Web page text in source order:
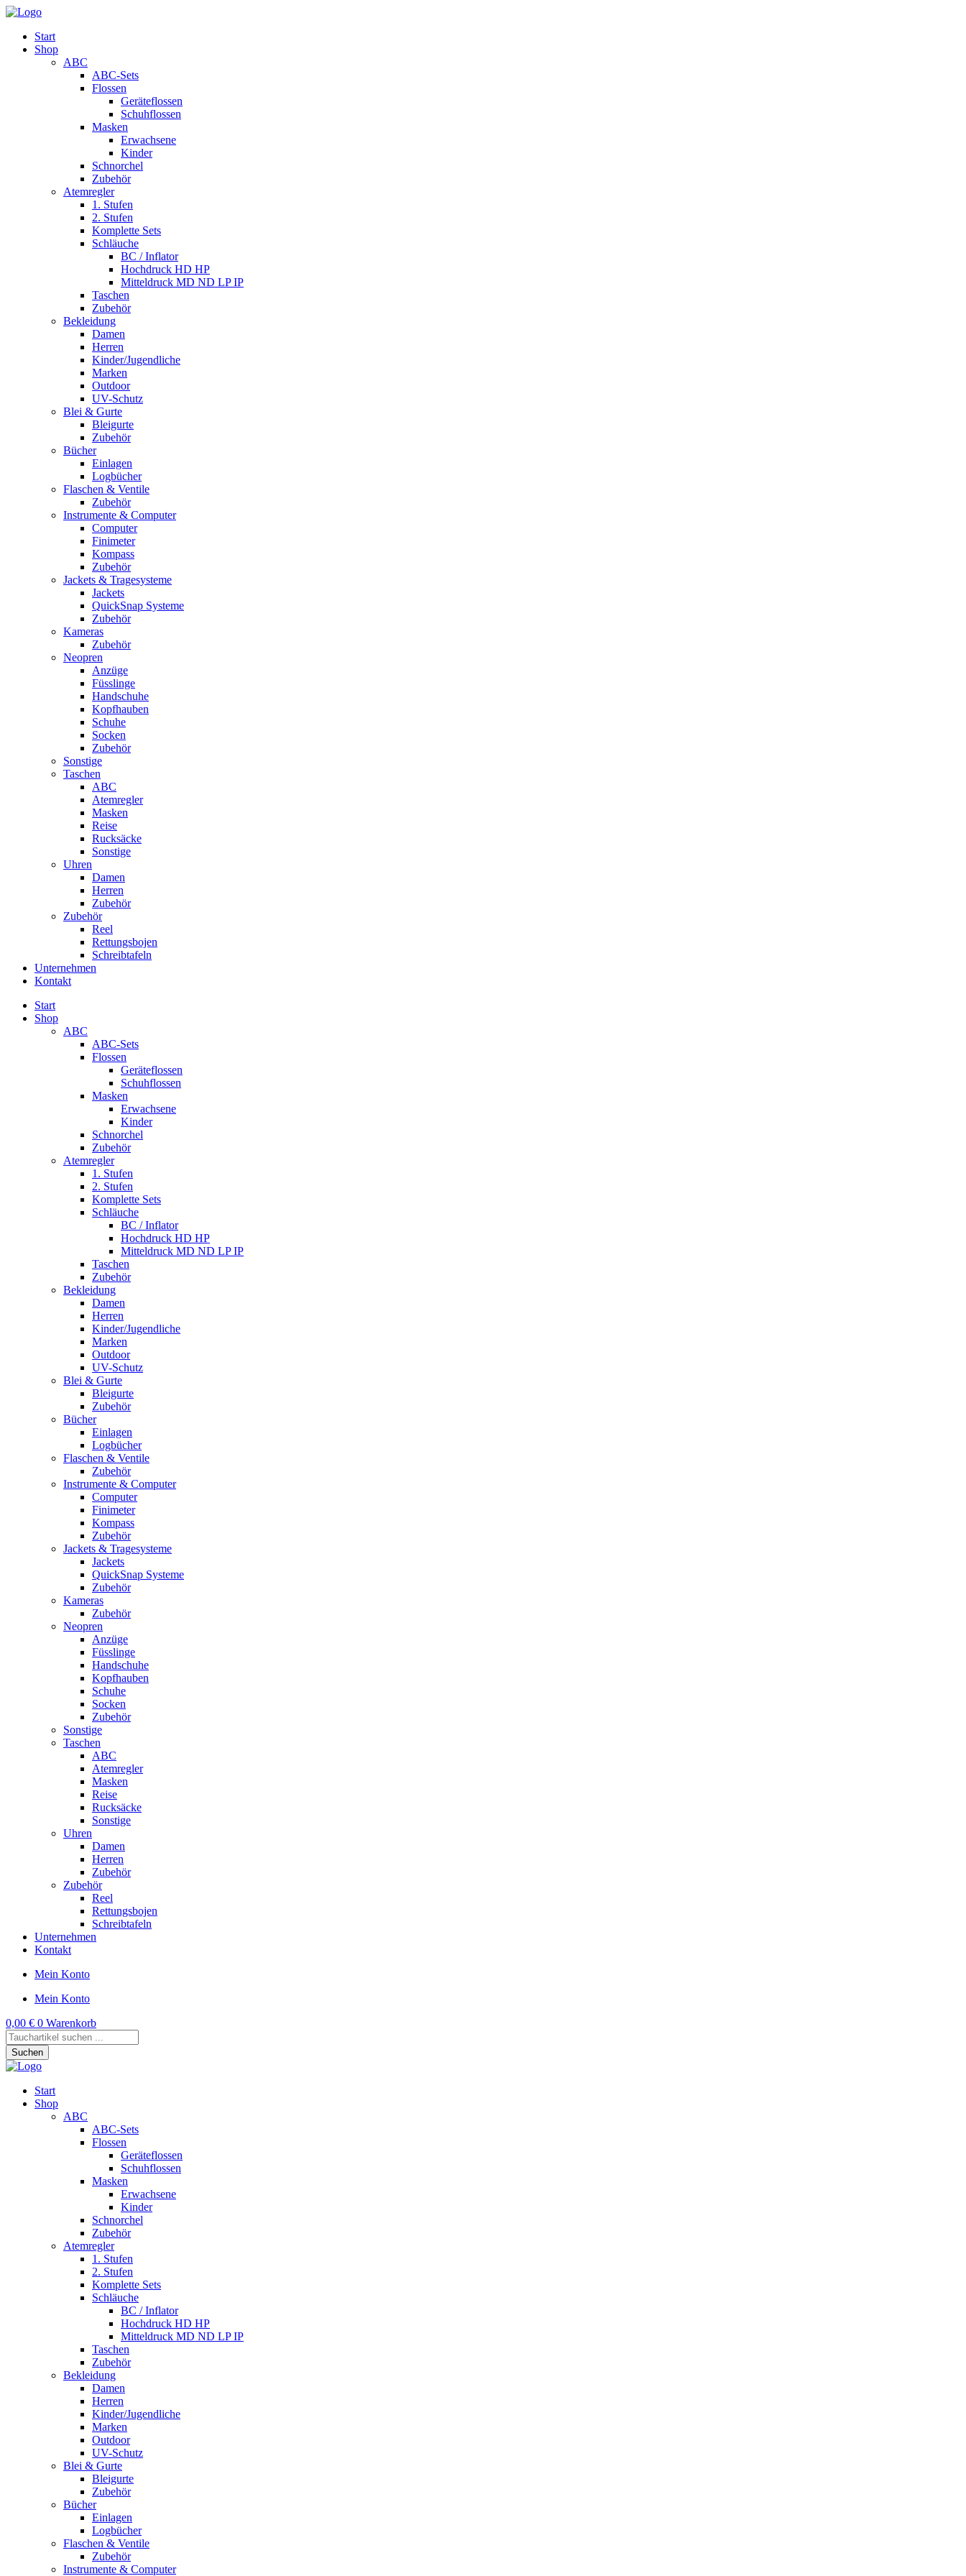
Start
Shop
ABC
ABC-Sets
Flossen
Geräteflossen
Schuhflossen
Masken
Erwachsene
Kinder
Schnorchel
Zubehör
Atemregler
1. Stufen
2. Stufen
Komplette Sets
Schläuche
BC / Inflator
Hochdruck HD HP
Mitteldruck MD ND LP IP
Taschen
Zubehör
Bekleidung
Damen
Herren
Kinder/Jugendliche
Marken
Outdoor
UV-Schutz
Blei & Gurte
Bleigurte
Zubehör
Bücher
Einlagen
Logbücher
Flaschen & Ventile
Zubehör
Instrumente & Computer
Computer
Finimeter
Kompass
Zubehör
Jackets & Tragesysteme
Jackets
QuickSnap Systeme
Zubehör
Kameras
Zubehör
Neopren
Anzüge
Füsslinge
Handschuhe
Kopfhauben
Schuhe
Socken
Zubehör
Sonstige
Taschen
ABC
Atemregler
Masken
Reise
Rucksäcke
Sonstige
Uhren
Damen
Herren
Zubehör
Zubehör
Reel
Rettungsbojen
Schreibtafeln
Unternehmen
Kontakt
Start
Shop
ABC
ABC-Sets
Flossen
Geräteflossen
Schuhflossen
Masken
Erwachsene
Kinder
Schnorchel
Zubehör
Atemregler
1. Stufen
2. Stufen
Komplette Sets
Schläuche
BC / Inflator
Hochdruck HD HP
Mitteldruck MD ND LP IP
Taschen
Zubehör
Bekleidung
Damen
Herren
Kinder/Jugendliche
Marken
Outdoor
UV-Schutz
Blei & Gurte
Bleigurte
Zubehör
Bücher
Einlagen
Logbücher
Flaschen & Ventile
Zubehör
Instrumente & Computer
Computer
Finimeter
Kompass
Zubehör
Jackets & Tragesysteme
Jackets
QuickSnap Systeme
Zubehör
Kameras
Zubehör
Neopren
Anzüge
Füsslinge
Handschuhe
Kopfhauben
Schuhe
Socken
Zubehör
Sonstige
Taschen
ABC
Atemregler
Masken
Reise
Rucksäcke
Sonstige
Uhren
Damen
Herren
Zubehör
Zubehör
Reel
Rettungsbojen
Schreibtafeln
Unternehmen
Kontakt
Mein Konto
Mein Konto
0,00 € 0 Warenkorb
Products
search
Suchen
Start
Shop
ABC
ABC-Sets
Flossen
Geräteflossen
Schuhflossen
Masken
Erwachsene
Kinder
Schnorchel
Zubehör
Atemregler
1. Stufen
2. Stufen
Komplette Sets
Schläuche
BC / Inflator
Hochdruck HD HP
Mitteldruck MD ND LP IP
Taschen
Zubehör
Bekleidung
Damen
Herren
Kinder/Jugendliche
Marken
Outdoor
UV-Schutz
Blei & Gurte
Bleigurte
Zubehör
Bücher
Einlagen
Logbücher
Flaschen & Ventile
Zubehör
Instrumente & Computer